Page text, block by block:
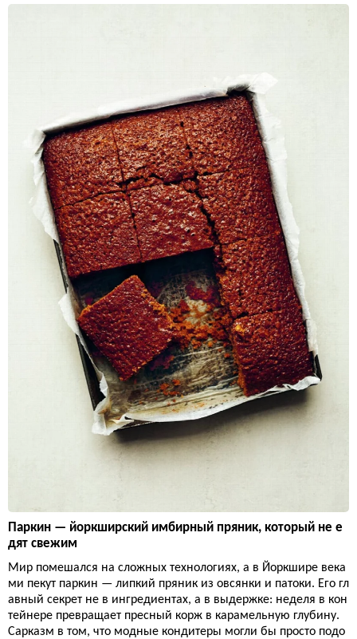
Паркин — йоркширский имбирный пряник, который не е
дят свежим
Мир помешался на сложных технологиях, а в Йоркшире века
ми пекут паркин — липкий пряник из овсянки и патоки. Его гл
авный секрет не в ингредиентах, а в выдержке: неделя в кон
тейнере превращает пресный корж в карамельную глубину.
Сарказм в том, что модные кондитеры могли бы просто подо